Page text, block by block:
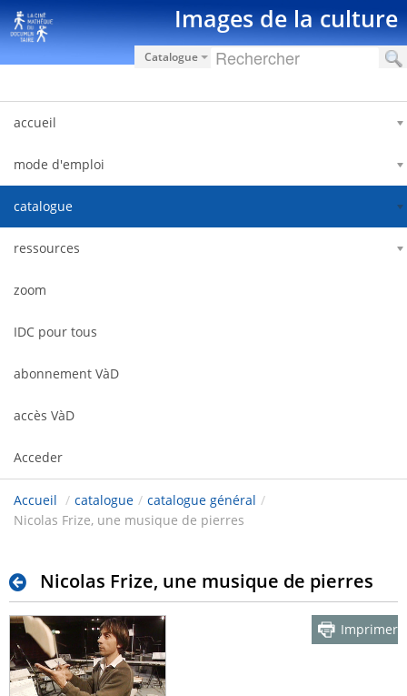
Saltar al contenido Images de la culture
Catalogue
accueil
mode d'emploi
catalogue
ressources
zoom
IDC pour tous
abonnement VàD
accès VàD
Acceder
Accueil / catalogue / catalogue général /
Nicolas Frize, une musique de pierres
Nicolas Frize, une musique de pierres
Imprimer